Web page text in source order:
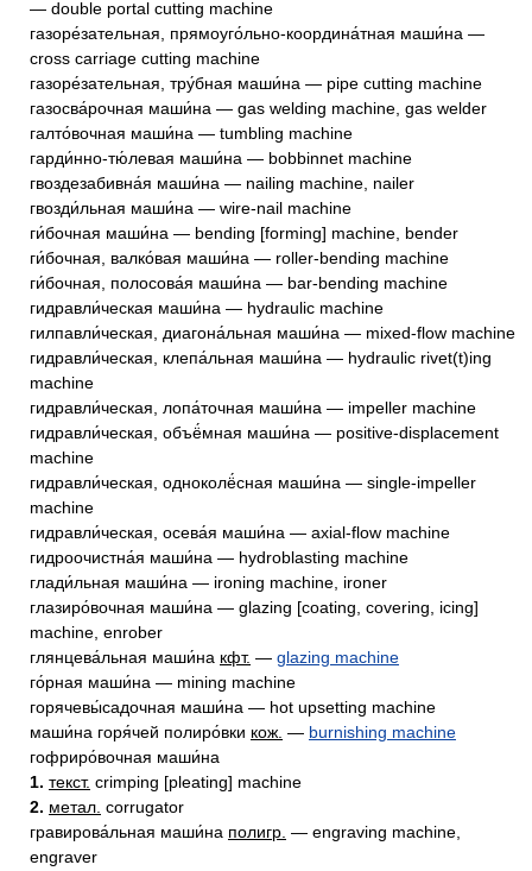
— double portal cutting machine
газоре́зательная, прямоуго́льно-координа́тная маши́на —
cross carriage cutting machine
газоре́зательная, тру́бная маши́на — pipe cutting machine
газосва́рочная маши́на — gas welding machine, gas welder
галто́вочная маши́на — tumbling machine
гарди́нно-тю́левая маши́на — bobbinnet machine
гвоздезабивна́я маши́на — nailing machine, nailer
гвозди́льная маши́на — wire-nail machine
ги́бочная маши́на — bending [forming] machine, bender
ги́бочная, валко́вая маши́на — roller-bending machine
ги́бочная, полосова́я маши́на — bar-bending machine
гидравли́ческая маши́на — hydraulic machine
гилпавли́ческая, диагона́льная маши́на — mixed-flow machine
гидравли́ческая, клепа́льная маши́на — hydraulic rivet(t)ing
machine
гидравли́ческая, лопа́точная маши́на — impeller machine
гидравли́ческая, объё́мная маши́на — positive-displacement
machine
гидравли́ческая, одноколё́сная маши́на — single-impeller
machine
гидравли́ческая, осева́я маши́на — axial-flow machine
гидроочистна́я маши́на — hydroblasting machine
глади́льная маши́на — ironing machine, ironer
глазиро́вочная маши́на — glazing [coating, covering, icing]
machine, enrober
глянцева́льная маши́на кфт. — glazing machine
го́рная маши́на — mining machine
горячевы́садочная маши́на — hot upsetting machine
маши́на горя́чей полиро́вки кож. — burnishing machine
гофриро́вочная маши́на
1. текст. crimping [pleating] machine
2. метал. corrugator
гравирова́льная маши́на полигр. — engraving machine,
engraver